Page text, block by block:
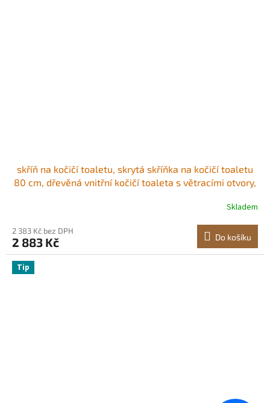
skříň na kočičí toaletu, skrytá skříňka na kočičí toaletu
80 cm, dřevěná vnitřní kočičí toaleta s větracími otvory,
Skladem
2 383 Kč bez DPH
2 883 Kč Do košíku
Tip